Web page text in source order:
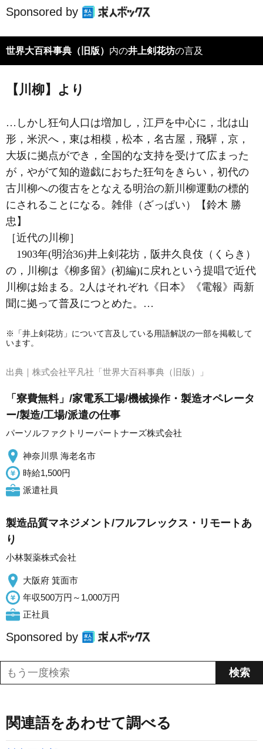
Sponsored by
世界大百科事典（旧版） 内の井上剣花坊の言及
【川柳】より
…しかし狂句人口は増加し，江戸を中心に，北は山
形，米沢へ，東は相模，松本，名古屋，飛驒，京，
大坂に拠点ができ，全国的な支持を受けて広まった
が，やがて知的遊戯におちた狂句をきらい，初代の
古川柳への復古をとなえる明治の新川柳運動の標的
にされることになる。 雑俳（ざっぱい）
【鈴木 勝
忠】
［近代の川柳］
1903年(明治36)井上剣花坊 ， 阪井久良伎 （くらき）
の，川柳は《柳多留》(初編)に戻れという提唱で近代
川柳は始まる。2人はそれぞれ《日本》《電報》両新
聞に拠って普及につとめた。…
※「井上剣花坊」について言及している用語解説の一部を掲載して
います。
出典｜ 株式会社平凡社「世界大百科事典（旧版）」
「寮費無料」/家電系工場/機械操作・製造オペレータ
ー/製造/工場/派遣の仕事
パーソルファクトリーパートナーズ株式会社
神奈川県 海老名市
時給1,500円
派遣社員
製造品質マネジメント/フルフレックス・リモートあ
り
小林製薬株式会社
大阪府 箕面市
年収500万円～1,000万円
正社員
Sponsored by
関連語をあわせて調べる